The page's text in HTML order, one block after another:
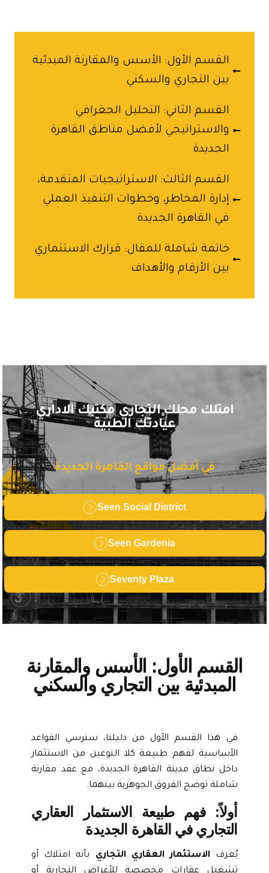
القسم الأول: الأسس والمقارنة المبدئية
بين التجاري والسكني
القسم الثاني: التحليل الجغرافي
والاستراتيجي لأفضل مناطق القاهرة
الجديدة
القسم الثالث: الاستراتيجيات المتقدمة،
إدارة المخاطر، وخطوات التنفيذ العملي
في القاهرة الجديدة
خاتمة شاملة للمقال: قرارك الاستثماري
بين الأرقام والأهداف
امتلك محلك التجاري مكتبك الاداري
عيادتك الطبية
في أفضل مواقع القاهرة الجديدة
Seen Social District
Seen Gardenia
Seventy Plaza
القسم الأول: الأسس والمقارنة
المبدئية بين التجاري والسكني
في هذا القسم الأول من دليلنا، سنرسي القواعد
الأساسية لفهم طبيعة كلا النوعين من الاستثمار
داخل نطاق مدينة القاهرة الجديدة، مع عقد مقارنة
شاملة توضح الفروق الجوهرية بينهما.
أولاً: فهم طبيعة الاستثمار العقاري
التجاري في القاهرة الجديدة
يُعرفالاستثمار العقاري التجاريبأنه امتلاك أو
تشغيل عقارات مخصصة للأغراض التجارية أو